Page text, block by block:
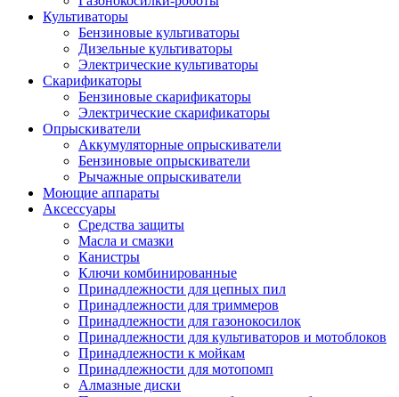
Культиваторы
Бензиновые культиваторы
Дизельные культиваторы
Электрические культиваторы
Скарификаторы
Бензиновые скарификаторы
Электрические скарификаторы
Опрыскиватели
Аккумуляторные опрыскиватели
Бензиновые опрыскиватели
Рычажные опрыскиватели
Моющие аппараты
Аксессуары
Средства защиты
Масла и смазки
Канистры
Ключи комбинированные
Принадлежности для цепных пил
Принадлежности для триммеров
Принадлежности для газонокосилок
Принадлежности для культиваторов и мотоблоков
Принадлежности к мойкам
Принадлежности для мотопомп
Алмазные диски